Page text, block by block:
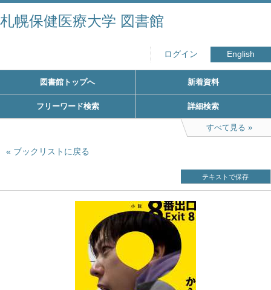
札幌保健医療大学 図書館
ログイン English
図書館トップへ 新着資料
フリーワード検索 詳細検索
すべて見る
ブックリストに戻る
テキストで保存